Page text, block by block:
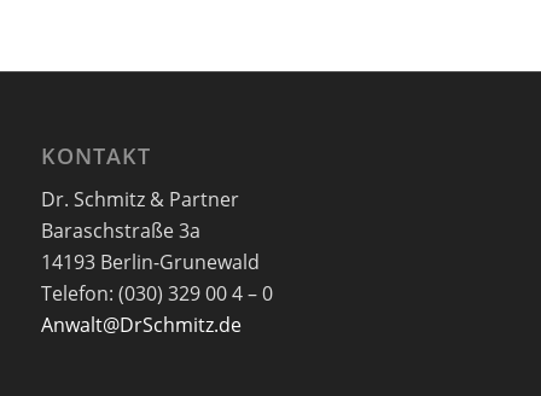
KONTAKT
Dr. Schmitz & Partner
Baraschstraße 3a
14193 Berlin-Grunewald
Telefon: (030) 329 00 4 – 0
Anwalt@DrSchmitz.de